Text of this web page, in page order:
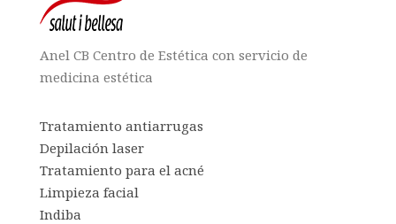
Anel CB Centro de Estética con servicio de
medicina estética
Tratamiento antiarrugas
Depilación laser
Tratamiento para el acné
Limpieza facial
Indiba